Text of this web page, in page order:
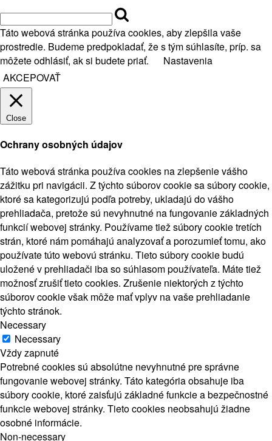
Táto webová stránka používa cookies, aby zlepšila vaše
prostredie. Budeme predpokladať, že s tým súhlasíte, príp. sa
môžete odhlásiť, ak si budete priať.
Nastavenia
AKCEPOVAŤ
Close
Ochrany osobných údajov
Táto webová stránka používa cookies na zlepšenie vášho
zážitku pri navigácii. Z týchto súborov cookie sa súbory cookie,
ktoré sa kategorizujú podľa potreby, ukladajú do vášho
prehliadača, pretože sú nevyhnutné na fungovanie základných
funkcií webovej stránky. Používame tiež súbory cookie tretích
strán, ktoré nám pomáhajú analyzovať a porozumieť tomu, ako
používate túto webovú stránku. Tieto súbory cookie budú
uložené v prehliadači iba so súhlasom používateľa. Máte tiež
možnosť zrušiť tieto cookies. Zrušenie niektorých z týchto
súborov cookie však môže mať vplyv na vaše prehliadanie
týchto stránok.
Necessary
Necessary
Vždy zapnuté
Potrebné cookies sú absolútne nevyhnutné pre správne
fungovanie webovej stránky. Táto kategória obsahuje iba
súbory cookie, ktoré zaisťujú základné funkcie a bezpečnostné
funkcie webovej stránky. Tieto cookies neobsahujú žiadne
osobné informácie.
Non-necessary